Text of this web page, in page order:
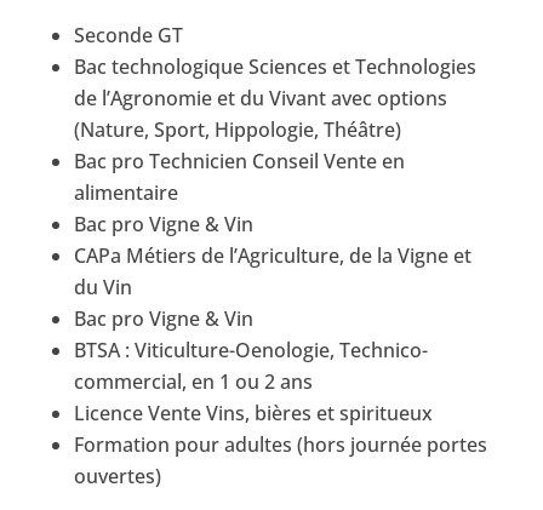
Seconde GT
Bac technologique Sciences et Technologies
de l’Agronomie et du Vivant avec options
(Nature, Sport, Hippologie, Théâtre)
Bac pro Technicien Conseil Vente en
alimentaire
Bac pro Vigne & Vin
CAPa Métiers de l’Agriculture, de la Vigne et
du Vin
Bac pro Vigne & Vin
BTSA : Viticulture-Oenologie, Technico-
commercial, en 1 ou 2 ans
Licence Vente Vins, bières et spiritueux
Formation pour adultes (hors journée portes
ouvertes)